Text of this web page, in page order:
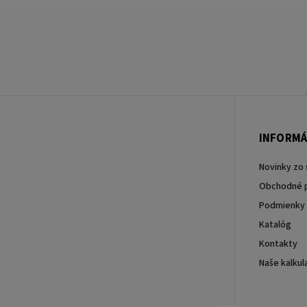
Novinky
Obchodné
Katalóg
Kontakty
Naše